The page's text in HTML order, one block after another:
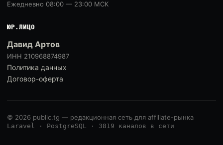
Ежедневно 08:00 — 23:00 МСК
ЮР.ЛИЦО
Давид Артов
ИНН 210968874987
Политика данных
Договор-оферта
© 2026 public.tg — редакционная сеть для affiliate-рынка
Laravel · PostgreSQL · 3819 каналов в сети